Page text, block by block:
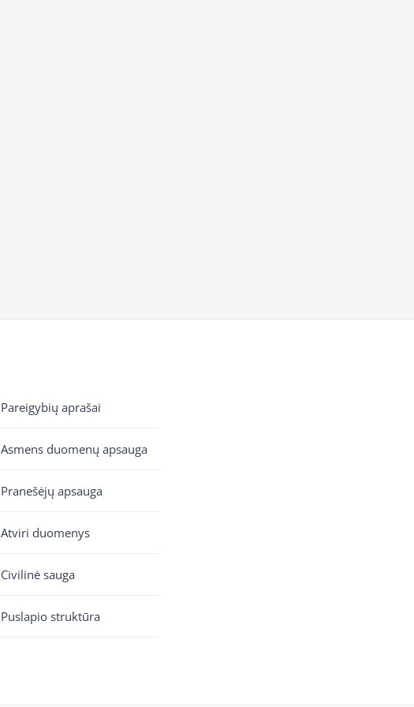
Pareigybių aprašai
Asmens duomenų apsauga
Pranešėjų apsauga
Atviri duomenys
Civilinė sauga
Puslapio struktūra